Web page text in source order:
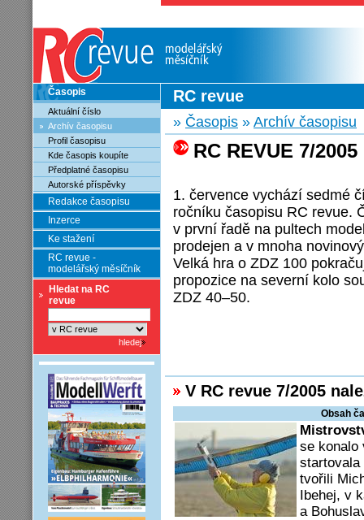
Časopis
Aktuální číslo
Archív časopisu
Profil časopisu
Kde časopis koupíte
Předplatné časopisu
Autorské příspěvky
Redakce časopisu
Inzerce
Ke stažení
RC revue -
modelářský měsíčník
Hledat na RC
revue
RC revue
» Časopis » Archív časopisu
RC REVUE 7/2005
1. července vychází sedmé
ročníku časopisu RC revue.
v první řadě na pultech
prodejen a v mnoha
Velká hra o ZDZ 100
propozice na severní kolo
ZDZ 40–50.
V RC revue 7/2005
Obsah
se konalo
startovala
tvořili
Ibehej, v
a